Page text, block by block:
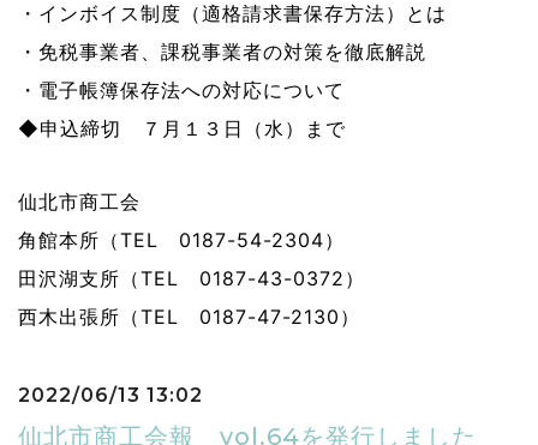
・インボイス制度（適格請求書保存方法）とは
・免税事業者、課税事業者の対策を徹底解説
・電子帳簿保存法への対応について
◆申込締切 ７月１３日（水）まで
仙北市商工会
角館本所（TEL 0187-54-2304）
田沢湖支所（TEL 0187-43-0372）
西木出張所（TEL 0187-47-2130）
2022/06/13 13:02
仙北市商工会報 vol.64を発行しました